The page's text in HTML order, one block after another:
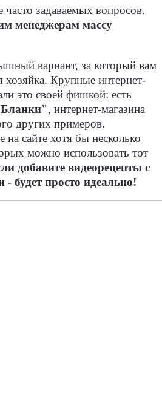
часто задаваемых вопросов.
менеджерам массу
вариант, за который вам
хозяйка. Крупные интернет-
это своей фишкой: есть
, интернет-магазина
других примеров.
на сайте хотя бы несколько
можно использовать тот
добавите видеорецепты с
будет просто идеально!